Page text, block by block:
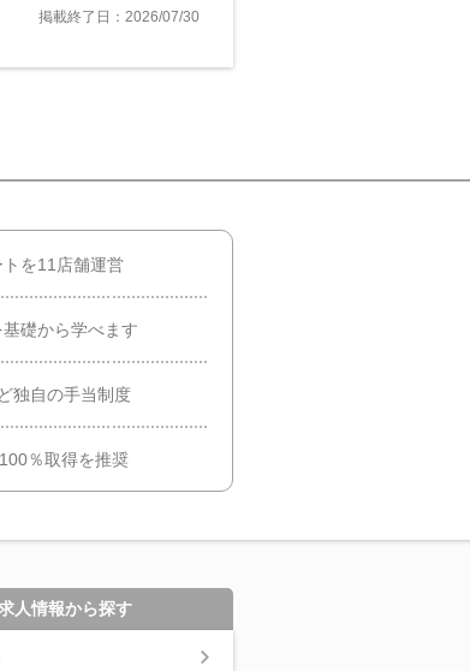
掲載終了日：2026/07/30
を11店舗運営
礎から学べます
独自の手当制度
％取得を推奨
人情報から探す